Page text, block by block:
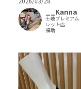
__Kanna
土岐プレミアム
レット店
福助